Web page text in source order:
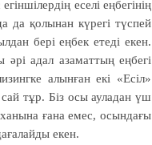
еселі еңбегінің
да қолынан күрегі түспей
бері еңбек етеді екен.
адал азаматтың еңбегі
алынған екі «Есіл»
тұр. Біз осы ауладан үш
ғана емес, осындағы
екен.